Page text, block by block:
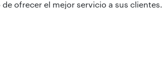
ofrecer el mejor servicio a sus clientes.